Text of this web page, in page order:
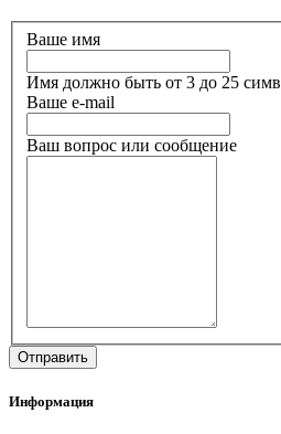
Ваше имя
Имя должно быть от 3 до 25
Ваше e-mail
Ваш вопрос или сообщение
Информация